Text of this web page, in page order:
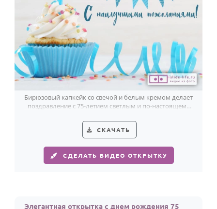
Бирюзовый капкейк со свечой и белым кремом делает
поздравление с 75-летием светлым и по-настоящему
СКАЧАТЬ
СДЕЛАТЬ ВИДЕО ОТКРЫТКУ
Элегантная открытка с днем рождения 75